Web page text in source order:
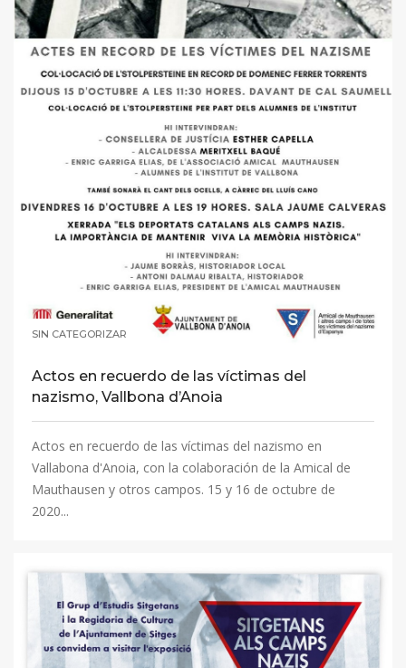
SIN CATEGORIZAR
Actos en recuerdo de las víctimas del
nazismo, Vallbona d’Anoia
Actos en recuerdo de las víctimas del nazismo en
Vallabona d'Anoia, con la colaboración de la Amical de
Mauthausen y otros campos. 15 y 16 de octubre de
2020...